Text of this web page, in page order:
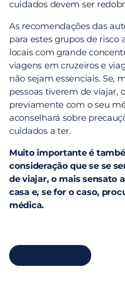
cuidados devem ser
As recomendações das
para estes grupos de risco
locais com grande
viagens em cruzeiros e
não sejam essenciais. Se,
pessoas tiverem de viajar,
previamente com o seu
aconselhará sobre
cuidados a ter.
Muito importante é
consideração que se se
de viajar, o mais sensato
casa e, se for o caso,
médica.